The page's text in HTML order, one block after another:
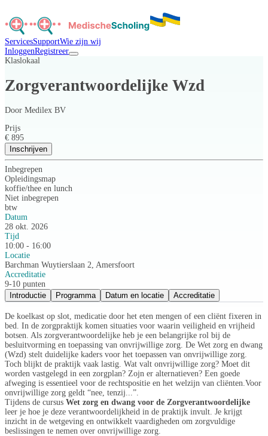
ServicesSupportWie zijn wij
InloggenRegistreer
Klaslokaal
Zorgverantwoordelijke Wzd
Door Medilex BV
Prijs
€ 895
Inschrijven
Inbegrepen
Opleidingsmap
koffie/thee en lunch
Niet inbegrepen
btw
Datum
28 okt. 2026
Tijd
10:00 - 16:00
Locatie
Barchman Wuytierslaan 2, Amersfoort
Accreditatie
9-10 punten
Introductie
Programma Datum en locatie Accreditatie
De koelkast op slot, medicatie door het eten mengen of een cliënt fixeren in
bed. In de zorgpraktijk komen situaties voor waarin veiligheid en vrijheid
botsen. Als zorgverantwoordelijke heb je een belangrijke rol bij de
besluitvorming en toepassing van onvrijwillige zorg. De Wet zorg en dwang
(Wzd) stelt duidelijke kaders voor het toepassen van onvrijwillige zorg.
Toch blijkt de praktijk vaak lastig. Wat valt onvrijwillige zorg? Moet dit
worden vastgelegd in een zorgplan? Zojn er alternatieven? Een goede
afweging is essentieel voor de rechtspositie en het welzijn van cliënten.Voor
onvrijwillige zorg geldt “nee, tenzij...”.
Tijdens de cursus Wet zorg en dwang voor de Zorgverantwoordelijke
leer je hoe je deze verantwoordelijkheid in de praktijk invult. Je krijgt
inzicht in de wetgeving en ontwikkelt vaardigheden om zorgvuldige
beslissingen te nemen over onvrijwillige zorg.